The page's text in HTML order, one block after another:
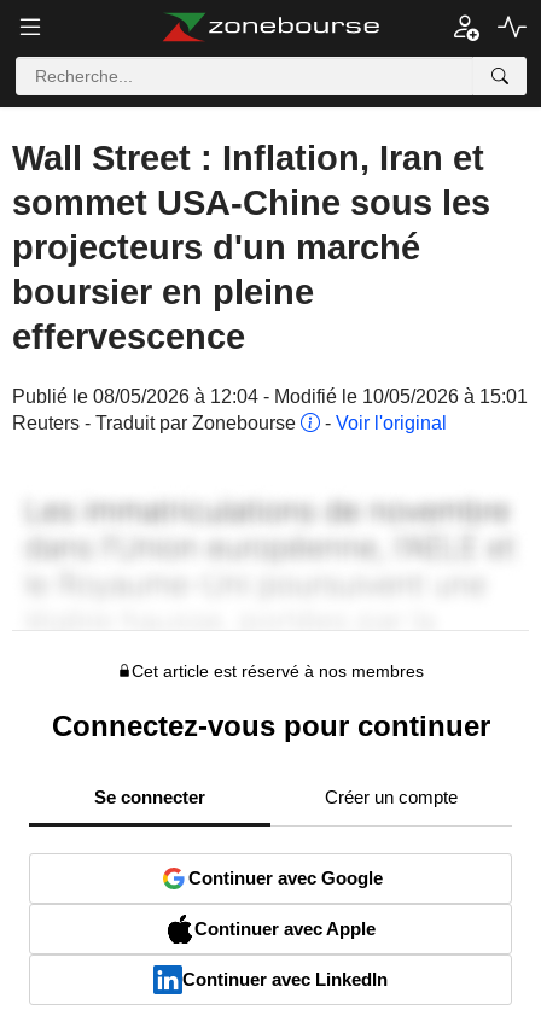
Wall Street : Inflation, Iran et
sommet USA-Chine sous les
projecteurs d'un marché
boursier en pleine
effervescence
Publié le 08/05/2026 à 12:04 - Modifié le 10/05/2026 à 15:01
Reuters - Traduit par Zonebourse
- Voir l'original
Cet article est réservé à nos membres
Connectez-vous pour continuer
Se connecter Créer un compte
Continuer avec Google
Continuer avec Apple
Continuer avec LinkedIn